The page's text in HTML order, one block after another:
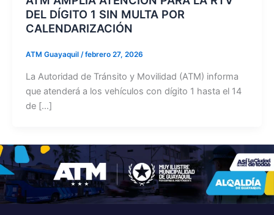
DEL DÍGITO 1 SIN MULTA POR
CALENDARIZACIÓN
ATM Guayaquil /febrero 27, 2026
La Autoridad de Tránsito y Movilidad (ATM) informa
que atenderá a los vehículos con dígito 1 hasta el 14
de […]